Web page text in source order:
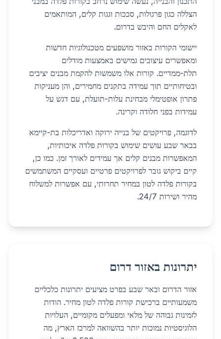
הצללה כגון פרגולות, סככות וגגות קלים, המותאמים
לאקלים החם והיבש בדרום.
יישומי הקורות באזור מושפעים מטכנולוגיות חדשות
ומאפשרים עיצובים גמישים באמצעות מודלים
תלת-ממדיים. קורות אלו משמשות להקמת מבנים יציבים
ובטיחותיים תוך עמידה בתקנים מחמירים, והן מעניקות
פתרון אופטימלי מבחינת עלות-תועלת, עם דגש על
עמידות בפני חלודה וקרינה.
לדוגמה, פרויקטים של בנייה ירוקה ואדריכלות בת-קיימא
בבאר שבע עושים שימוש בקורות פלדה איכותיות,
המאפשרות מבנים קלים אך עמידים לאורך זמן. כמו כן,
קיים ביקוש גובר לפרויקטים פרטיים ועסקיים המשתמשים
בקורות פלדה לטון במחיר תחרותי, עם אפשרות למשלוח
מהיר ושירות 24/7.
יתרונות באזור דרום
אזור הדרום ובאר שבע בפרט מציעים יתרונות כלכליים
משמעותיים ברכישת קורות פלדה לטון מחיר. הודות
לזמינות גבוהה של מלאי ומפעלים מקומיים, העלויות
הלוגיסטיות נמוכות יותר בהשוואה למרכז הארץ, מה